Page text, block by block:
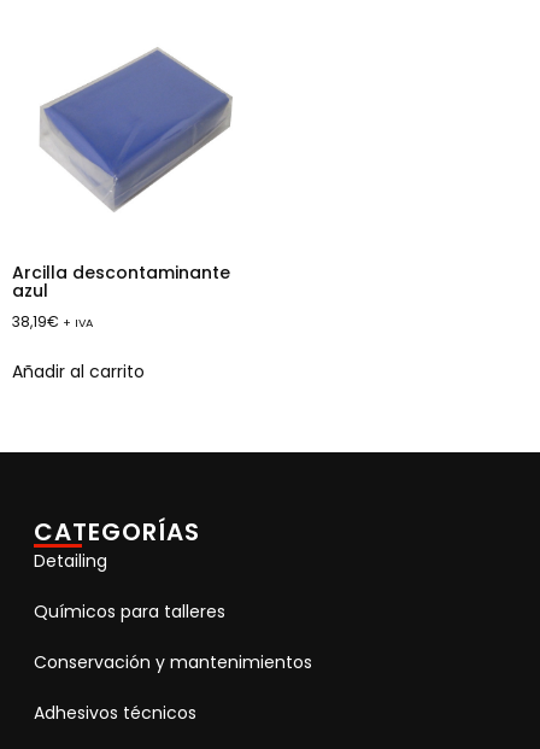
Arcilla descontaminante
azul
38,19€ + IVA
Añadir al carrito
CATEGORÍAS
Detailing
Químicos para talleres
Conservación y mantenimientos
Adhesivos técnicos